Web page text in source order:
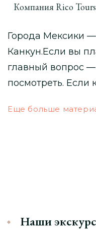
Компания Rico Tours
Города Мексики —
Канкун.Если вы
главный вопрос —
посмотреть. Если
Еще больше
Наши